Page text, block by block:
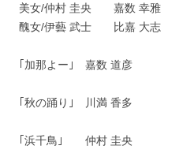
美女/仲村 圭央 嘉数 幸雅
醜女/伊藝 武士 比嘉 大志
｢加那よー｣ 嘉数 道彦
｢秋の踊り｣ 川満 香多
｢浜千鳥｣ 仲村 圭央